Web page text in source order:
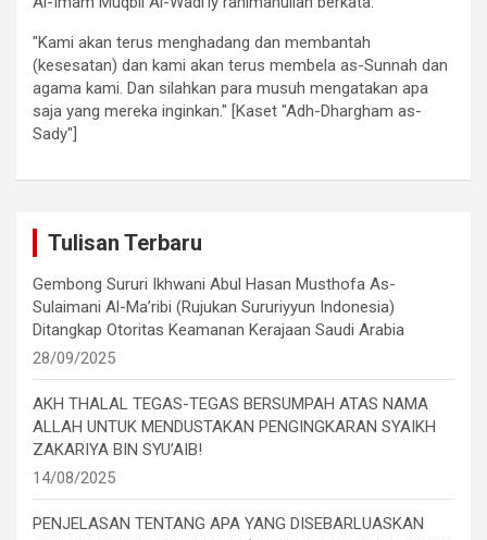
"Kami akan terus menghadang dan membantah
(kesesatan) dan kami akan terus membela as-Sunnah dan
agama kami. Dan silahkan para musuh mengatakan apa
saja yang mereka inginkan." [Kaset "Adh-Dhargham as-
Sady"]
Tulisan Terbaru
Gembong Sururi Ikhwani Abul Hasan Musthofa As-
Sulaimani Al-Ma’ribi (Rujukan Sururiyyun Indonesia)
Ditangkap Otoritas Keamanan Kerajaan Saudi Arabia
28/09/2025
AKH THALAL TEGAS-TEGAS BERSUMPAH ATAS NAMA
ALLAH UNTUK MENDUSTAKAN PENGINGKARAN SYAIKH
ZAKARIYA BIN SYU’AIB!
14/08/2025
PENJELASAN TENTANG APA YANG DISEBARLUASKAN